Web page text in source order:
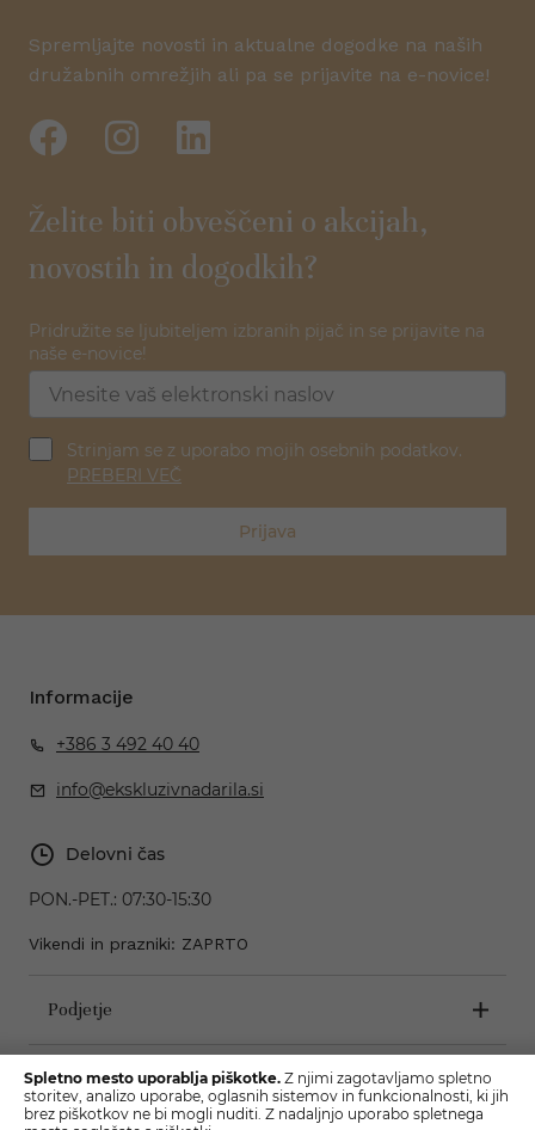
Spremljajte novosti in aktualne dogodke na naših
družabnih omrežjih ali pa se prijavite na e-novice!
Želite biti obveščeni o akcijah,
novostih in dogodkih?
Pridružite se ljubiteljem izbranih pijač in se prijavite na
naše e-novice!
Strinjam se z uporabo mojih osebnih podatkov.
PREBERI VEČ
Prijava
Informacije
+386 3 492 40 40
info@ekskluzivnadarila.si
Delovni čas
PON.-PET.: 07:30-15:30
Vikendi in prazniki: ZAPRTO
Podjetje
Pogoji poslovanja
Spletno mesto uporablja piškotke. Z njimi zagotavljamo spletno
storitev, analizo uporabe, oglasnih sistemov in funkcionalnosti, ki jih
brez piškotkov ne bi mogli nuditi. Z nadaljnjo uporabo spletnega